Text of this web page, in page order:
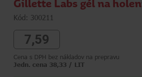
Gillette Labs gél na
Kód: 300211
7,59
Cena s DPH bez nákladov na prepravu
Jedn. cena 38,33 / LIT